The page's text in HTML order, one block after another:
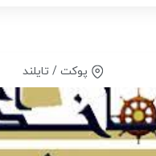
پوکت / تایلند